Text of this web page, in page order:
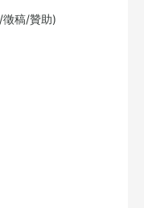
徵稿/贊助)